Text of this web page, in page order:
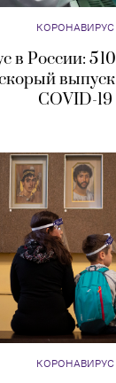
КОРОНАВИРУС
в России: 5
COVID-19
КОРОНАВИРУС